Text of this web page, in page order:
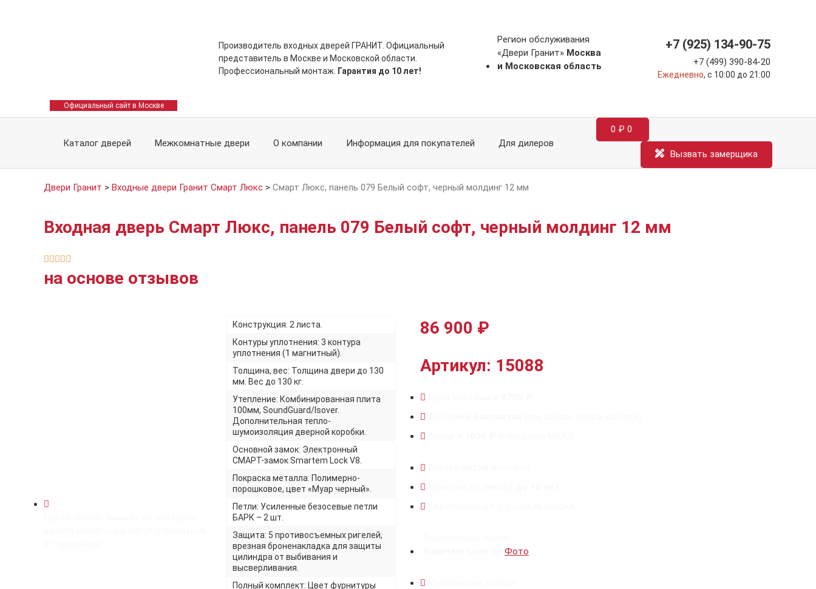
Официальный сайт в Москве
Производитель входных дверей ГРАНИТ. Официальный
представитель в Москве и Московской области.
Профессиональный монтаж.
Гарантия до 10 лет!
Регион обслуживания
«Двери Гранит» Москва
и Московская область
+7 (925) 134-90-75
+7 (499) 390-84-20
Ежедневно, с 10:00 до 21:00
Каталог дверей Межкомнатные двери О компании Информация для покупателей Для дилеров
0 ₽ 0
Вызвать замерщика
Двери Гранит > Входные двери Гранит Смарт Люкс > Смарт Люкс, панель 079 Белый софт, черный молдинг 12 мм
Входная дверь Смарт Люкс, панель 079 Белый софт, черный молдинг 12 мм
    
на основе отзывов
Конструкция: 2 листа.
Контуры уплотнения: 3 контура
уплотнения (1 магнитный).
Толщина, вес: Толщина двери до 130
мм. Вес до 130 кг.
Утепление: Комбинированная плита
100мм, SoundGuard/Isover.
Дополнительная тепло-
шумоизоляция дверной коробки.
Основной замок: Электронный
СМАРТ-замок Smartem Lock V8.
Покраска металла: Полимерно-
порошковое, цвет «Муар черный».
Петли: Усиленные безосевые петли
БАРК – 2 шт.
Защита: 5 противосъемных ригелей,
врезная броненакладка для защиты
цилиндра от выбивания и
высверливания.
Полный комплект: Цвет фурнитуры
86 900 ₽
Артикул: 15088
Фото